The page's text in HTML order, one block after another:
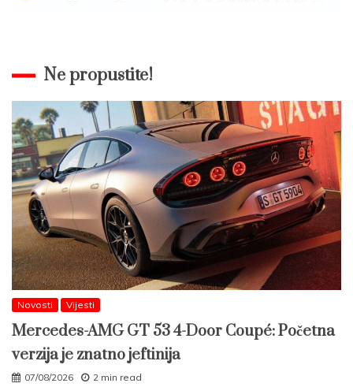
Ne propustite!
Novosti Vijesti
Mercedes-AMG GT 53 4-Door Coupé: Početna
verzija je znatno jeftinija
07/08/2026 2 min read